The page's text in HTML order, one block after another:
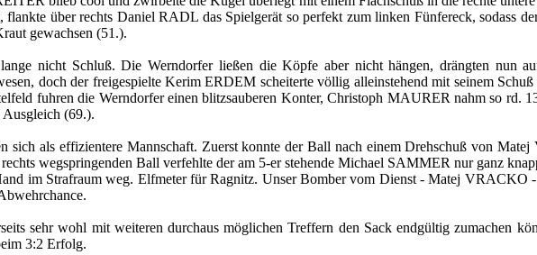
über rechts Daniel RADL das Spielgerät so perfekt zum linken Fünfereck, sodass
gewachsen (51.).
nicht Schluß. Die Werndorfer ließen die Köpfe aber nicht hängen, drängten nun
doch der freigespielte Kerim ERDEM scheiterte völlig alleinstehend mit seinem
fuhren die Werndorfer einen blitzsauberen Konter, Christoph MAURER nahm so rd.
(69.).
sich als effizientere Mannschaft. Zuerst konnte der Ball nach einem Drehschuß von
wegspringenden Ball verfehlte der am 5-er stehende Michael SAMMER nur ganz
im Strafraum weg. Elfmeter für Ragnitz. Unser Bomber vom Dienst - Matej VRACKO -
sehr wohl mit weiteren durchaus möglichen Treffern den Sack endgültig zumachen
3:2 Erfolg.